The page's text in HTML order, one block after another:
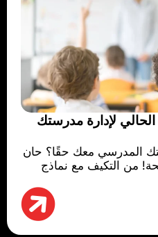
الحالي لإدارة مدرستك
المدرسي معك حقًا؟ حان
من التكيف مع نماذج